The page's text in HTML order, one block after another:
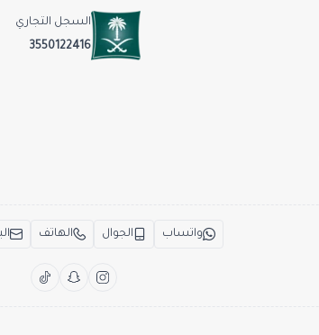
السجل التجاري
3550122416
واتساب الجوال الهاتف